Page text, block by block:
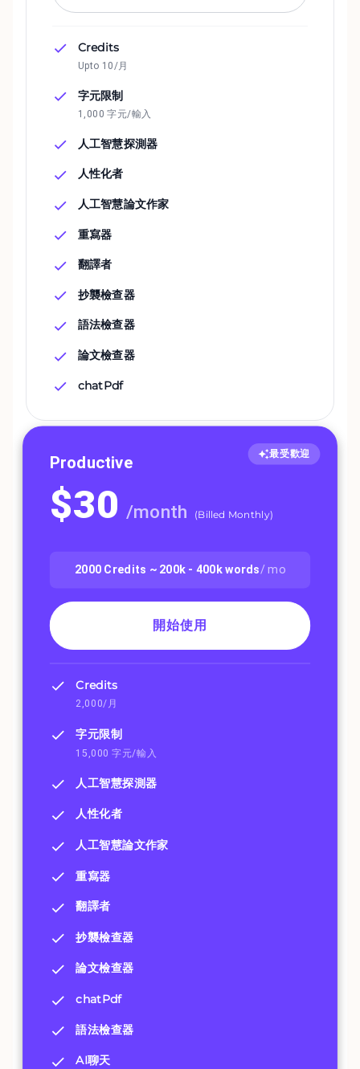
Credits
Upto 10/月
字元限制
1,000 字元/輸入
人工智慧探測器
人性化者
人工智慧論文作家
重寫器
翻譯者
抄襲檢查器
語法檢查器
論文檢查器
chatPdf
最受歡迎
Productive
$30 /month (Billed Monthly)
2000 Credits ~ 200k - 400kwords/ mo
開始使用
Credits
2,000/月
字元限制
15,000 字元/輸入
人工智慧探測器
人性化者
人工智慧論文作家
重寫器
翻譯者
抄襲檢查器
論文檢查器
chatPdf
語法檢查器
AI聊天